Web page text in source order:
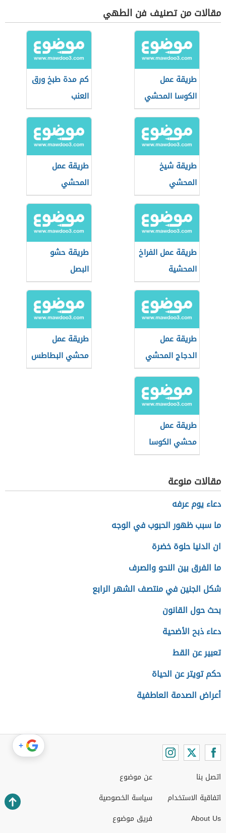
مقالات من تصنيف فن الطهي
طريقة عمل
الكوسا المحشي
بالطريقة السورية
كم مدة طبخ ورق
العنب
طريقة شيخ
المحشي
طريقة عمل
المحشي
طريقة عمل الفراخ
المحشية
طريقة حشو
البصل
طريقة عمل
الدجاج المحشي
طريقة عمل
محشي البطاطس
طريقة عمل
محشي الكوسا
بالأرز بدون لحم
مقالات منوعة
دعاء يوم عرفه
ما سبب ظهور الحبوب في الوجه
ان الدنيا حلوة خضرة
ما الفرق بين النحو والصرف
شكل الجنين في منتصف الشهر الرابع
بحث حول القانون
دعاء ذبح الأضحية
تعبير عن القط
حكم تويتر عن الحياة
أعراض الصدمة العاطفية
اتصل بنا
اتفاقية الاستخدام
About Us
عن موضوع
سياسة الخصوصية
فريق موضوع
+